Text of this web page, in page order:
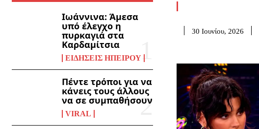
Ιωάννινα: Άμεσα
υπό έλεγχο η
πυρκαγιά στα
Καρδαμίτσια
ΕΙΔΉΣΕΙΣ ΗΠΕΊΡΟΥ
Πέντε τρόποι για να
κάνεις τους άλλους
να σε συμπαθήσουν
VIRAL
30 Ιουνίου, 2026